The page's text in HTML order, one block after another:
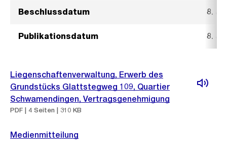
Beschlussdatum 8.
Publikationsdatum 8.
Liegenschaftenverwaltung, Erwerb des
Grundstücks Glattstegweg 109, Quartier
Schwamendingen, Vertragsgenehmigung
PDF | 4 Seiten | 310 KB
Medienmitteilung